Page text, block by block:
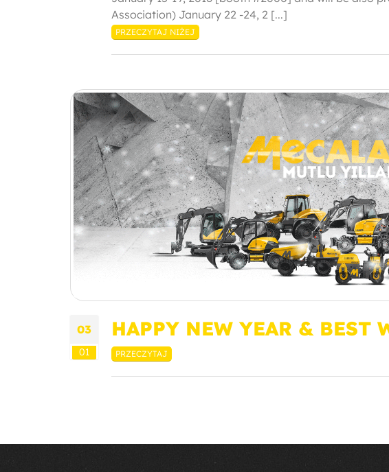
Association) January 22 -24, 2 [...]
PRZECZYTAJ NIŻEJ
03
01
HAPPY NEW YEAR & BEST
PRZECZYTAJ